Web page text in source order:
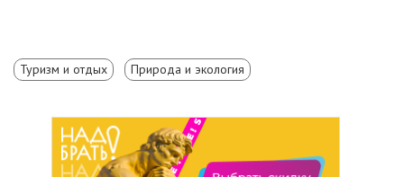
Туризм и отдых Природа и экология